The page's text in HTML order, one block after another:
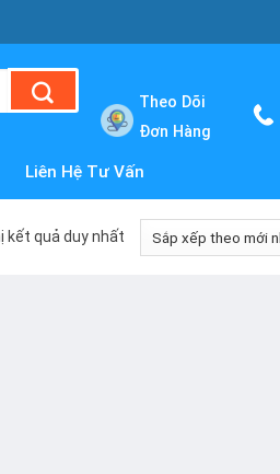
Theo Dõi
Đơn Hàng
Liên Hệ Tư Vấn
kết quả duy nhất